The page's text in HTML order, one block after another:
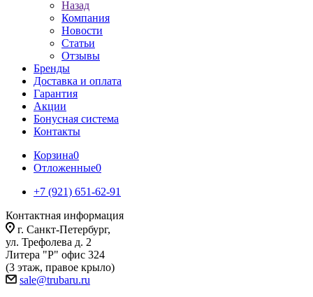
Назад
Компания
Новости
Статьи
Отзывы
Бренды
Доставка и оплата
Гарантия
Акции
Бонусная система
Контакты
Корзина0
Отложенные0
+7 (921) 651-62-91
Контактная информация
г. Санкт-Петербург,
ул. Трефолева д. 2
Литера "Р" офис 324
(3 этаж, правое крыло)
sale@trubaru.ru